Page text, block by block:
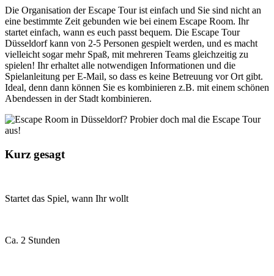
Die Organisation der Escape Tour ist einfach und Sie sind nicht an
eine bestimmte Zeit gebunden wie bei einem Escape Room. Ihr
startet einfach, wann es euch passt bequem. Die Escape Tour
Düsseldorf kann von 2-5 Personen gespielt werden, und es macht
vielleicht sogar mehr Spaß, mit mehreren Teams gleichzeitig zu
spielen! Ihr erhaltet alle notwendigen Informationen und die
Spielanleitung per E-Mail, so dass es keine Betreuung vor Ort gibt.
Ideal, denn dann können Sie es kombinieren z.B. mit einem schönen
Abendessen in der Stadt kombinieren.
Kurz gesagt
Startet das Spiel, wann Ihr wollt
Ca. 2 Stunden